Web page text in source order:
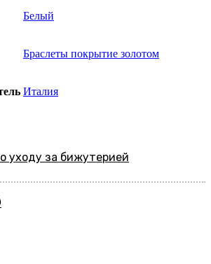
Белый
Браслеты покрытие золотом
Италия
уходу за бижутерией